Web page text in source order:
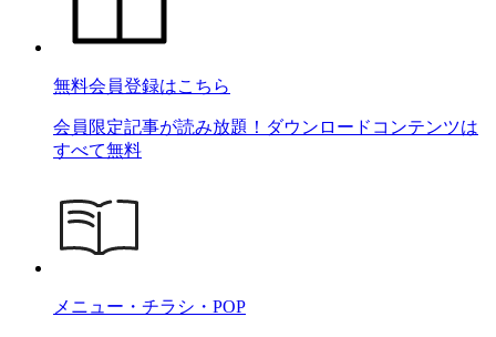
無料会員登録はこちら
会員限定記事が読み放題！ダウンロードコンテンツは
すべて無料
メニュー・チラシ・POP